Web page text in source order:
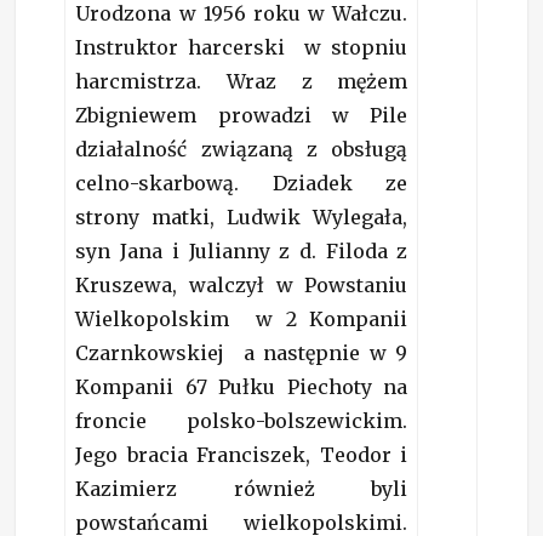
Urodzona w 1956 roku w Wałczu.
Instruktor harcerski w stopniu
harcmistrza. Wraz z mężem
Zbigniewem prowadzi w Pile
działalność związaną z obsługą
celno-skarbową. Dziadek ze
strony matki, Ludwik Wylegała,
syn Jana i Julianny z d. Filoda z
Kruszewa, walczył w Powstaniu
Wielkopolskim w 2 Kompanii
Czarnkowskiej a następnie w 9
Kompanii 67 Pułku Piechoty na
froncie polsko-bolszewickim.
Jego bracia Franciszek, Teodor i
Kazimierz również byli
powstańcami wielkopolskimi.